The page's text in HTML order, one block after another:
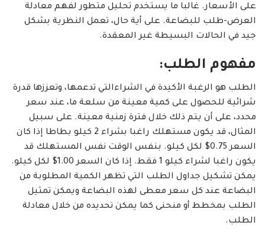
على الأسعار. غالبا ما يستخدم تحليل متطور لفهم معادلة
العرض-طلب للبضاعة. على أية حال، تعمل النظرية بشكل
جيد في الحالات البسيطة غير المعقدة.
مفهوم الطلب:
الطلب هو الرغبة الأكيدة في الشراءالتي تدعمها، وتعززها قدرة
شرائية للحصول على كمية معينة من سلعة ما، عند سعر
محدد، على أن يتم ذلك خلال فترة زمنية معينة. على سبيل
المثال، قد يكون مستهلك راغبا بشراء 2 كيلو بطاطا إذا كان
السعر 0.75$ لكل كيلو. بنفس الوقت نفس المستهلك قد
يكون راغبا لشراء كيلو 1 فقط. إذا كان السعر 1.00$ لكل كيلو.
يمكن تشكيل جداول الطلب التي تظهر الكمية المطلوبة من
البضاعة عند كل سعر معطى لهذه البضاعة ويمكن تمثيل
الطلب بمخطط أو منحنى كما يمكن تحديده من خلال معادلة
الطلب.